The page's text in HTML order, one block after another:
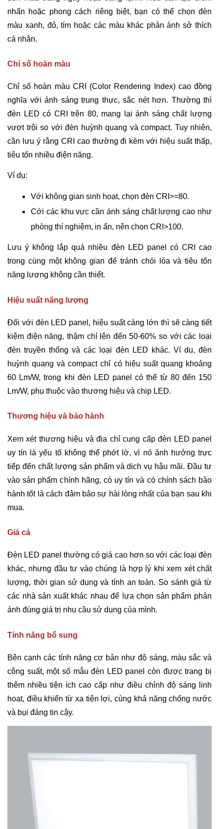
nhấn hoặc phong cách riêng biệt, bạn có thể chọn đèn
màu xanh, đỏ, tím hoặc các màu khác phản ánh sở thích
cá nhân.
Chỉ số hoàn màu
Chỉ số hoàn màu CRI (Color Rendering Index) cao đồng
nghĩa với ánh sáng trung thực, sắc nét hơn. Thường thì
đèn LED có CRI trên 80, mang lại ánh sáng chất lượng
vượt trội so với đèn huỳnh quang và compact. Tuy nhiên,
cần lưu ý rằng CRI cao thường đi kèm với hiệu suất thấp,
tiêu tốn nhiều điện năng.
Ví dụ:
Với không gian sinh hoạt, chọn đèn CRI>=80.
Cới các khu vực cần ánh sáng chất lượng cao như
phòng thí nghiệm, in ấn, nên chọn CRI>100.
Lưu ý không lắp quá nhiều đèn LED panel có CRI cao
trong cùng một không gian để tránh chói lóa và tiêu tốn
năng lượng không cần thiết.
Hiệu suất năng lượng
Đối với đèn LED panel, hiệu suất càng lớn thì sẽ càng tiết
kiệm điện năng, thậm chí lên đến 50-60% so với các loại
đèn truyền thống và các loại đèn LED khác. Ví dụ, đèn
huỳnh quang và compact chỉ có hiệu suất quang khoảng
60 Lm/W, trong khi đèn LED panel có thể từ 80 đến 150
Lm/W, phụ thuộc vào thương hiệu và chip LED.
Thương hiệu và bảo hành
Xem xét thương hiệu và địa chỉ cung cấp đèn LED panel
uy tín là yếu tố không thể phớt lờ, vì nó ảnh hưởng trực
tiếp đến chất lượng sản phẩm và dịch vụ hậu mãi. Đầu tư
vào sản phẩm chính hãng, có uy tín và có chính sách bảo
hành tốt là cách đảm bảo sự hài lòng nhất của bạn sau khi
mua.
Giá cả
Đèn LED panel thường có giá cao hơn so với các loại đèn
khác, nhưng đầu tư vào chúng là hợp lý khi xem xét chất
lượng, thời gian sử dụng và tính an toàn. So sánh giá từ
các nhà sản xuất khác nhau để lựa chọn sản phẩm phản
ánh đúng giá trị nhu cầu sử dụng của mình.
Tính năng bổ sung
Bên cạnh các tính năng cơ bản như độ sáng, màu sắc và
công suất, một số mẫu đèn LED panel còn được trang bị
thêm nhiều tiện ích cao cấp như điều chỉnh độ sáng linh
hoạt, điều khiển từ xa tiện lợi, cùng khả năng chống nước
và bụi đáng tin cậy.